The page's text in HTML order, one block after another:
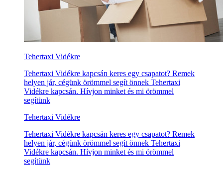
Tehertaxi Vidékre
Tehertaxi Vidékre kapcsán keres egy csapatot? Remek
helyen jár, cégünk örömmel segít önnek Tehertaxi
Vidékre kapcsán. Hívjon minket és mi örömmel
segítünk
Tehertaxi Vidékre
Tehertaxi Vidékre kapcsán keres egy csapatot? Remek
helyen jár, cégünk örömmel segít önnek Tehertaxi
Vidékre kapcsán. Hívjon minket és mi örömmel
segítünk